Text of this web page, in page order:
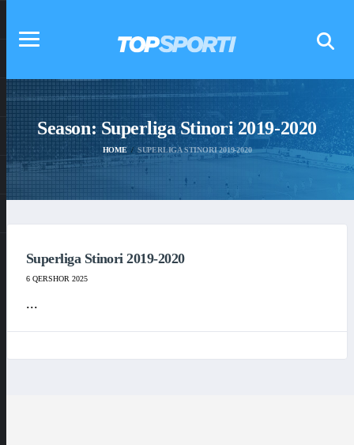
Season:Superliga Stinori 2019-2020
HOME SUPERLIGA STINORI 2019-2020
Superliga Stinori 2019-2020
6 QERSHOR 2025
...